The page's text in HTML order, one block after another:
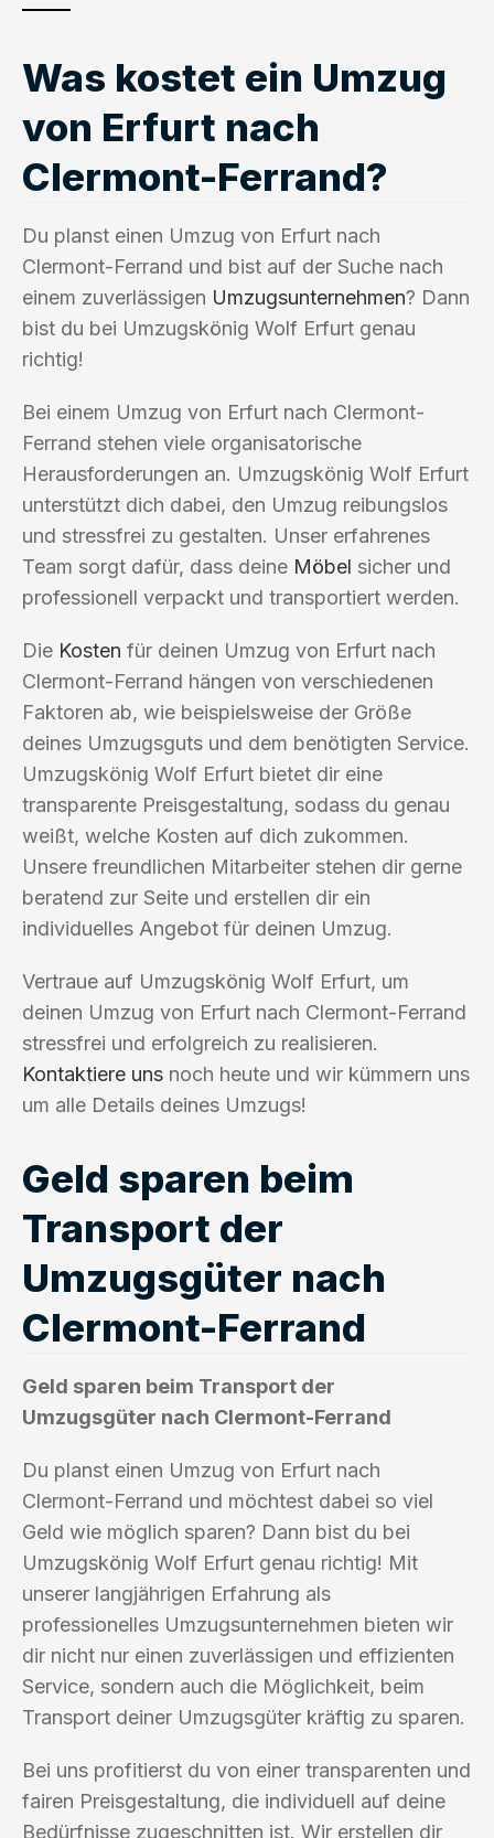
Was kostet ein Umzug
von Erfurt nach
Clermont-Ferrand?
Du planst einen Umzug von Erfurt nach
Clermont-Ferrand und bist auf der Suche nach
einem zuverlässigen Umzugsunternehmen? Dann
bist du bei Umzugskönig Wolf Erfurt genau
richtig!
Bei einem Umzug von Erfurt nach Clermont-
Ferrand stehen viele organisatorische
Herausforderungen an. Umzugskönig Wolf Erfurt
unterstützt dich dabei, den Umzug reibungslos
und stressfrei zu gestalten. Unser erfahrenes
Team sorgt dafür, dass deine Möbel sicher und
professionell verpackt und transportiert werden.
Die Kosten für deinen Umzug von Erfurt nach
Clermont-Ferrand hängen von verschiedenen
Faktoren ab, wie beispielsweise der Größe
deines Umzugsguts und dem benötigten Service.
Umzugskönig Wolf Erfurt bietet dir eine
transparente Preisgestaltung, sodass du genau
weißt, welche Kosten auf dich zukommen.
Unsere freundlichen Mitarbeiter stehen dir gerne
beratend zur Seite und erstellen dir ein
individuelles Angebot für deinen Umzug.
Vertraue auf Umzugskönig Wolf Erfurt, um
deinen Umzug von Erfurt nach Clermont-Ferrand
stressfrei und erfolgreich zu realisieren.
Kontaktiere uns noch heute und wir kümmern uns
um alle Details deines Umzugs!
Geld sparen beim
Transport der
Umzugsgüter nach
Clermont-Ferrand
Geld sparen beim Transport der
Umzugsgüter nach Clermont-Ferrand
Du planst einen Umzug von Erfurt nach
Clermont-Ferrand und möchtest dabei so viel
Geld wie möglich sparen? Dann bist du bei
Umzugskönig Wolf Erfurt genau richtig! Mit
unserer langjährigen Erfahrung als
professionelles Umzugsunternehmen bieten wir
dir nicht nur einen zuverlässigen und effizienten
Service, sondern auch die Möglichkeit, beim
Transport deiner Umzugsgüter kräftig zu sparen.
Bei uns profitierst du von einer transparenten und
fairen Preisgestaltung, die individuell auf deine
Bedürfnisse zugeschnitten ist. Wir erstellen dir